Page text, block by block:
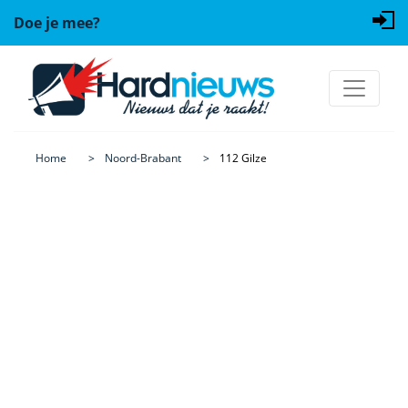
Doe je mee?
Home Noord-Brabant 112 Gilze